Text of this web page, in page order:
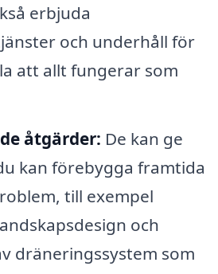
erbjuda
och underhåll för
att allt fungerar som
åtgärder: De kan ge
kan förebygga framtida
till exempel
och
dräneringssystem som